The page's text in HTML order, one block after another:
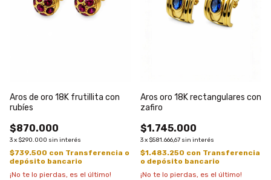
Aros de oro 18K frutillita con
rubíes
$870.000
3x $290.000 sin interés
$739.500 con Transferencia o
depósito bancario
¡No te lo pierdas, es el último!
Aros oro 18K rectangulares con
zafiro
$1.745.000
3x $581.666,67 sin interés
$1.483.250 con Transferencia
o depósito bancario
¡No te lo pierdas, es el último!